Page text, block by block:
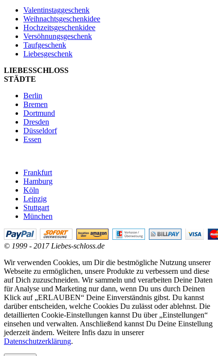
Valentinstaggeschenk
Weihnachtsgeschenkidee
Hochzeitsgeschenkidee
Versöhnungsgeschenk
Taufgeschenk
Liebesgeschenk
LIEBESSCHLOSS
STÄDTE
Berlin
Bremen
Dortmund
Dresden
Düsseldorf
Essen
Frankfurt
Hamburg
Köln
Leipzig
Stuttgart
München
© 1999 - 2017 Liebes-schloss.de
Wir verwenden Cookies, um Dir die bestmögliche Nutzung unserer
Webseite zu ermöglichen, unsere Produkte zu verbessern und diese
auf Dich zuzuschneiden. Wir sammeln und verarbeiten Deine Daten
für Analyse und Marketing nur dann, wenn Du uns durch Deinen
Klick auf „ERLAUBEN“ Deine Einverständnis gibst. Du kannst
darüber entscheiden, welche Cookies Du zulässt oder ablehnst. Die
detaillierten Cookie-Einstellungen kannst Du über „Einstellungen“
einsehen und verwalten. Anschließend kannst Du Deine Einstellung
jederzeit ändern. Weitere Infis dazu in unserer
Datenschutzerklärung.